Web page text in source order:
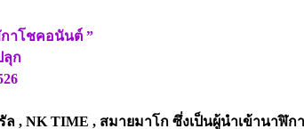
าโชคอนันต์ ”
ลุก
, NK TIME , สมายมาโก ซึ่งเป็นผู้นำเข้านาฬิกา